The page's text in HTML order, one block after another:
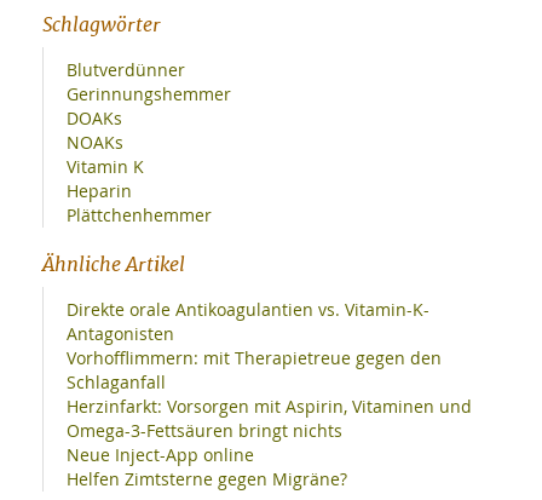
Schlagwörter
Blutverdünner
Gerinnungshemmer
DOAKs
NOAKs
Vitamin K
Heparin
Plättchenhemmer
Ähnliche Artikel
Direkte orale Antikoagulantien vs. Vitamin-K-
Antagonisten
Vorhofflimmern: mit Therapietreue gegen den
Schlaganfall
Herzinfarkt: Vorsorgen mit Aspirin, Vitaminen und
Omega-3-Fettsäuren bringt nichts
Neue Inject-App online
Helfen Zimtsterne gegen Migräne?